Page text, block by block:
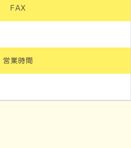
FAX
営業時間